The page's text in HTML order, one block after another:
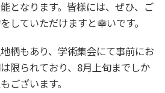
となります。皆様には、ぜひ、ご
していただけますと幸いです。
柄もあり、学術集会にて事前にお
限られており、8月上旬までしか
ございます。